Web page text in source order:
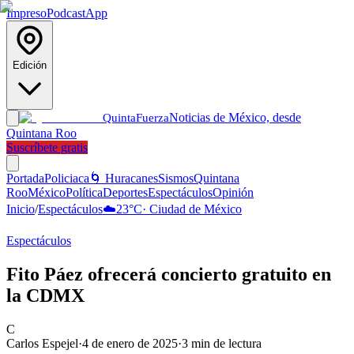
ImpresoPodcastApp
Edición
QuintaFuerzaNoticias de México, desde
Quintana Roo
Suscríbete gratis
PortadaPoliciaca 🌀 HuracanesSismosQuintana
RooMéxicoPolíticaDeportesEspectáculosOpinión
Inicio/Espectáculos☁️23°C· Ciudad de México
Espectáculos
Fito Páez ofrecerá concierto gratuito en
la CDMX
C
Carlos Espejel·4 de enero de 2025·3 min de lectura